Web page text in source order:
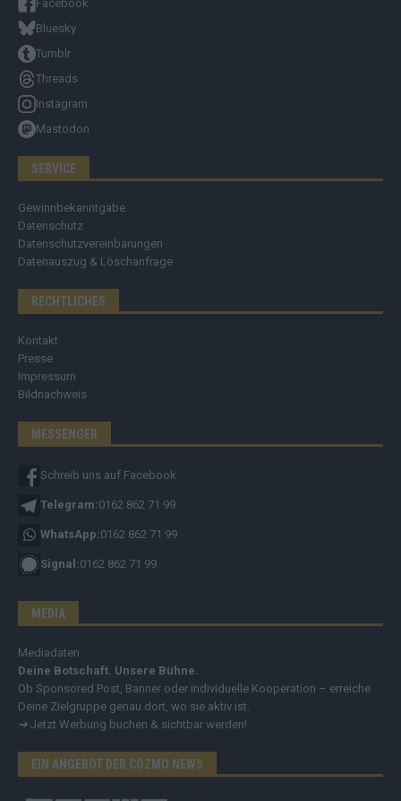
Facebook
Bluesky
Tumblr
Threads
Instagram
Mastodon
SERVICE
Gewinnbekanntgabe
Datenschutz
Datenschutzvereinbarungen
Datenauszug & Löschanfrage
RECHTLICHES
Kontakt
Presse
Impressum
Bildnachweis
MESSENGER
Schreib uns auf Facebook
Telegram:0162 862 71 99
WhatsApp:0162 862 71 99
Signal:0162 862 71 99
MEDIA
Mediadaten
Deine Botschaft. Unsere Bühne.
Ob Sponsored Post, Banner oder individuelle Kooperation – erreiche
Deine Zielgruppe genau dort, wo sie aktiv ist.
➔ Jetzt Werbung buchen & sichtbar werden!
EIN ANGEBOT DER COZMO NEWS